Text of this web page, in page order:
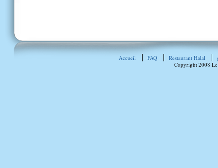
Accueil FAQ Restaurant Halal
Copyright 2008